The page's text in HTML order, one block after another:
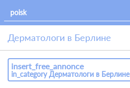
Дерматологи в Берлине
insert_free_annonce
in_category Дерматологи в Берлине